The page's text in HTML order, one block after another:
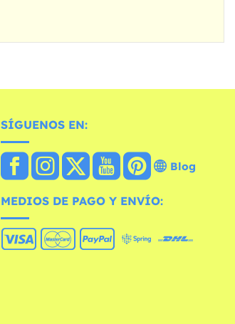
SÍGUENOS EN:
Blog
MEDIOS DE PAGO Y ENVÍO: